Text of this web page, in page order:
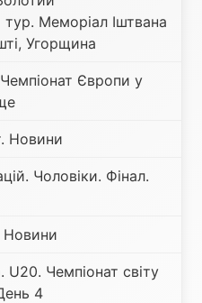
тур. Меморіал Іштвана
Угорщина
Європи у
Новини
Чоловіки. Фінал.
Новини
U20. Чемпіонат світу
4